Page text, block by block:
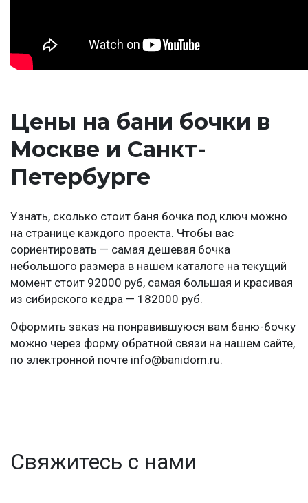
Цены на бани бочки в
Москве и Санкт-
Петербурге
Узнать, сколько стоит баня бочка под ключ можно
на странице каждого проекта. Чтобы вас
сориентировать — самая дешевая бочка
небольшого размера в нашем каталоге на текущий
момент стоит 92000 руб, самая большая и красивая
из сибирского кедра — 182000 руб.
Оформить заказ на понравившуюся вам баню-бочку
можно через форму обратной связи на нашем сайте,
по электронной почте info@banidom.ru.
Свяжитесь с нами